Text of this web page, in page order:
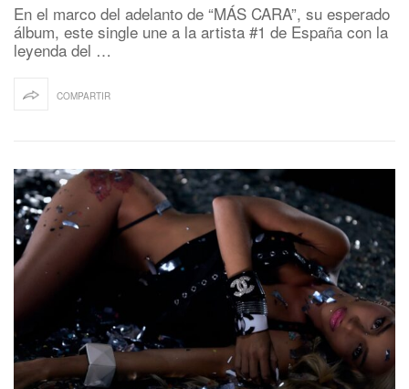
En el marco del adelanto de “MÁS CARA”, su esperado
álbum, este single une a la artista #1 de España con la
leyenda del …
COMPARTIR